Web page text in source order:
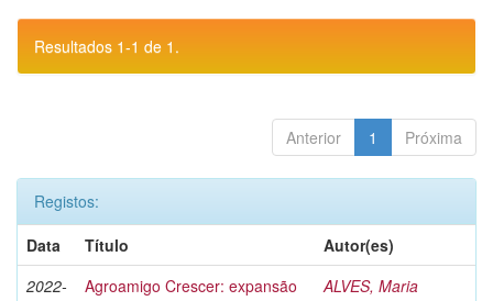
Resultados 1-1 de 1.
Anterior 1 Próxima
Registos:
Data
Título
Autor(es)
2022-
Agroamigo Crescer: expansão
ALVES, Maria